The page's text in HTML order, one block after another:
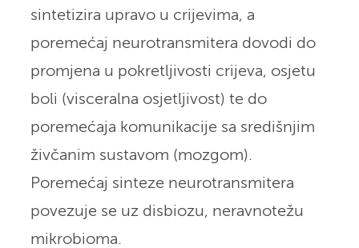
sintetizira upravo u crijevima, a
poremećaj neurotransmitera dovodi do
promjena u pokretljivosti crijeva, osjetu
boli (visceralna osjetljivost) te do
poremećaja komunikacije sa središnjim
živčanim sustavom (mozgom).
Poremećaj sinteze neurotransmitera
povezuje se uz disbiozu, neravnotežu
mikrobioma.